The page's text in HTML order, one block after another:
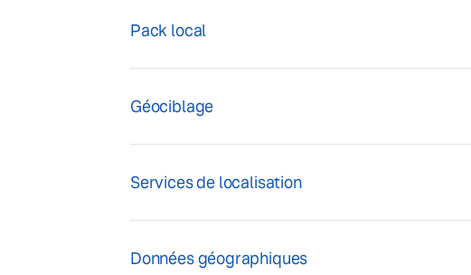
Pack local
Géociblage
Services de localisation
Données géographiques